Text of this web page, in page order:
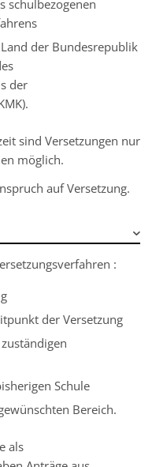
schulbezogenen
der Bundesrepublik
der
sind Versetzungen nur
möglich.
auf Versetzung.
:
der Versetzung
Schule
Bereich.
als